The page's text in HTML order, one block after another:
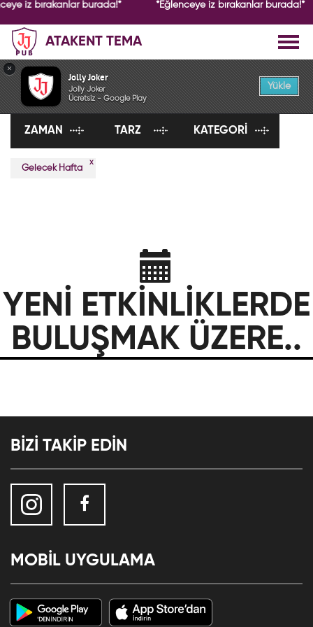
iz bırakanlar burada!* *Eğlenceye iz bırakanlar burada!*
ATAKENT TEMA
ETKİNLİKLER
ZAMAN TARZ KATEGORI
Gelecek Hafta
x
YENİ ETKİNLİKLERDE
BULUŞMAK ÜZERE..
BİZİ TAKİP EDİN
MOBİL UYGULAMA
×
Jolly Joker
Jolly Joker
Ücretsiz - Google Play
Yükle